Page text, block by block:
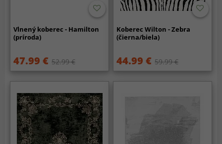
Vlnený koberec - Hamilton
(príroda)
47.99 € 52.99 €
Koberec Wilton - Zebra
(čierna/biela)
44.99 € 59.99 €